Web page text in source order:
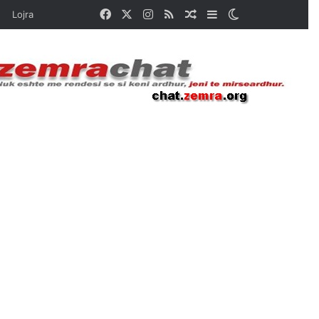
Lojra FacebookInstagram
RSSRandom Article
Sidebar